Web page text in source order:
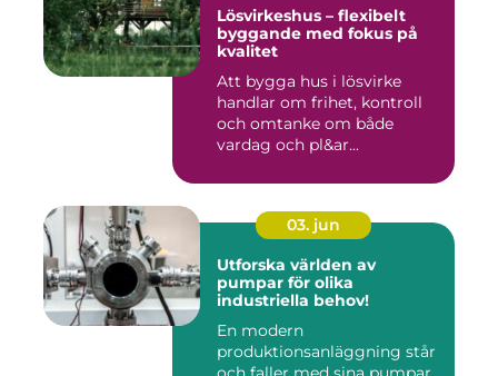
Lösvirkeshus – flexibelt
byggande med fokus på
kvalitet
Att bygga hus i lösvirke
handlar om frihet, kontroll
och omtanke om både
vardag och pl&ar...
03. jun
Utforska världen av
pumpar för olika
industriella behov!
En modern
produktionsanläggning står